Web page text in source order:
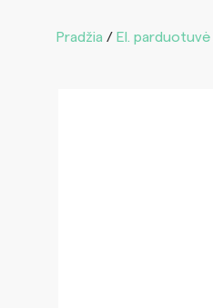
Pradžia / El. parduotuvė